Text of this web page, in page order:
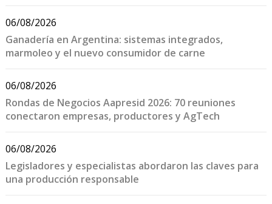
06/08/2026
Ganadería en Argentina: sistemas integrados,
marmoleo y el nuevo consumidor de carne
06/08/2026
Rondas de Negocios Aapresid 2026: 70 reuniones
conectaron empresas, productores y AgTech
06/08/2026
Legisladores y especialistas abordaron las claves para
una producción responsable